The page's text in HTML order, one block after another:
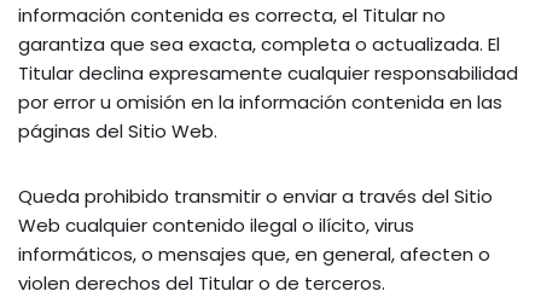
información contenida es correcta, el Titular no
garantiza que sea exacta, completa o actualizada. El
Titular declina expresamente cualquier responsabilidad
por error u omisión en la información contenida en las
páginas del Sitio Web.
Queda prohibido transmitir o enviar a través del Sitio
Web cualquier contenido ilegal o ilícito, virus
informáticos, o mensajes que, en general, afecten o
violen derechos del Titular o de terceros.